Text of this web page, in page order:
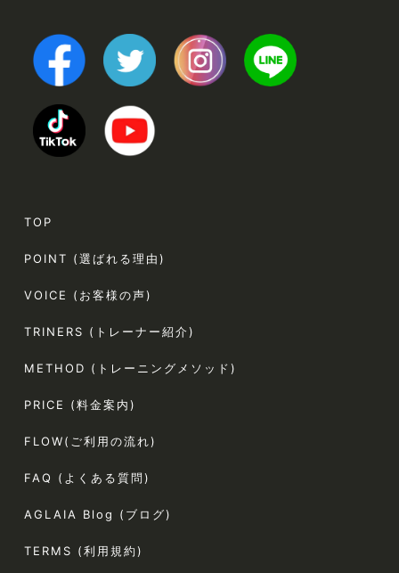
TOP
POINT (選ばれる理由)
VOICE (お客様の声)
TRINERS (トレーナー紹介)
METHOD (トレーニングメソッド)
PRICE (料金案内)
FLOW(ご利用の流れ)
FAQ (よくある質問)
AGLAIA Blog (ブログ)
TERMS (利用規約)